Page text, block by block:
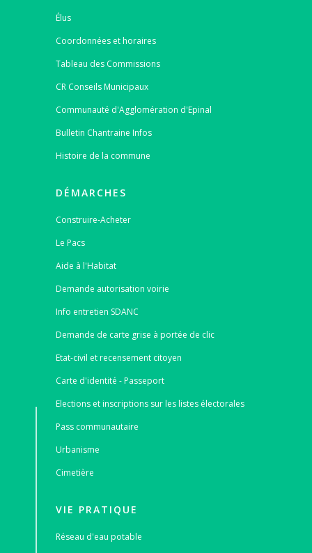
Élus
Coordonnées et horaires
Tableau des Commissions
CR Conseils Municipaux
Communauté d'Agglomération d'Epinal
Bulletin Chantraine Infos
Histoire de la commune
DÉMARCHES
Construire-Acheter
Le Pacs
Aide à l'Habitat
Demande autorisation voirie
Info entretien SDANC
Demande de carte grise à portée de clic
Etat-civil et recensement citoyen
Carte d'identité - Passeport
Elections et inscriptions sur les listes électorales
Pass communautaire
Urbanisme
Cimetière
VIE PRATIQUE
Réseau d'eau potable